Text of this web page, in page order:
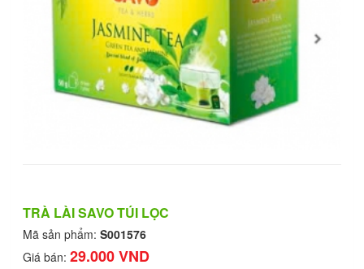
TRÀ LÀI SAVO TÚI LỌC
Mã sản phẩm: S001576
Giá bán: 29.000 VND